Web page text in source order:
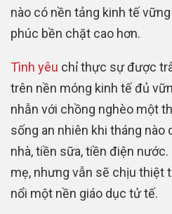
nào có nền tảng kinh tế
phúc bền chặt cao hơn.
Tình yêu chỉ thực sự được
trên nền móng kinh tế đủ
nhẫn với chồng nghèo một
sống an nhiên khi tháng
nhà, tiền sữa, tiền điện
mẹ, nhưng vẫn sẽ chịu thiệt
nổi một nền giáo dục tử tế.